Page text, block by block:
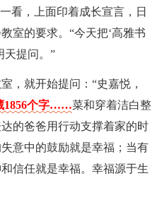
看，上面印着成长宣言，日
室的要求。“今天把‘高雅书
天提问。”
，就开始提问：“史嘉悦，
个字……菜和穿着洁白整
的爸爸用行动支撑着家的时
意中的鼓励就是幸福；当有
信任就是幸福。幸福源于生